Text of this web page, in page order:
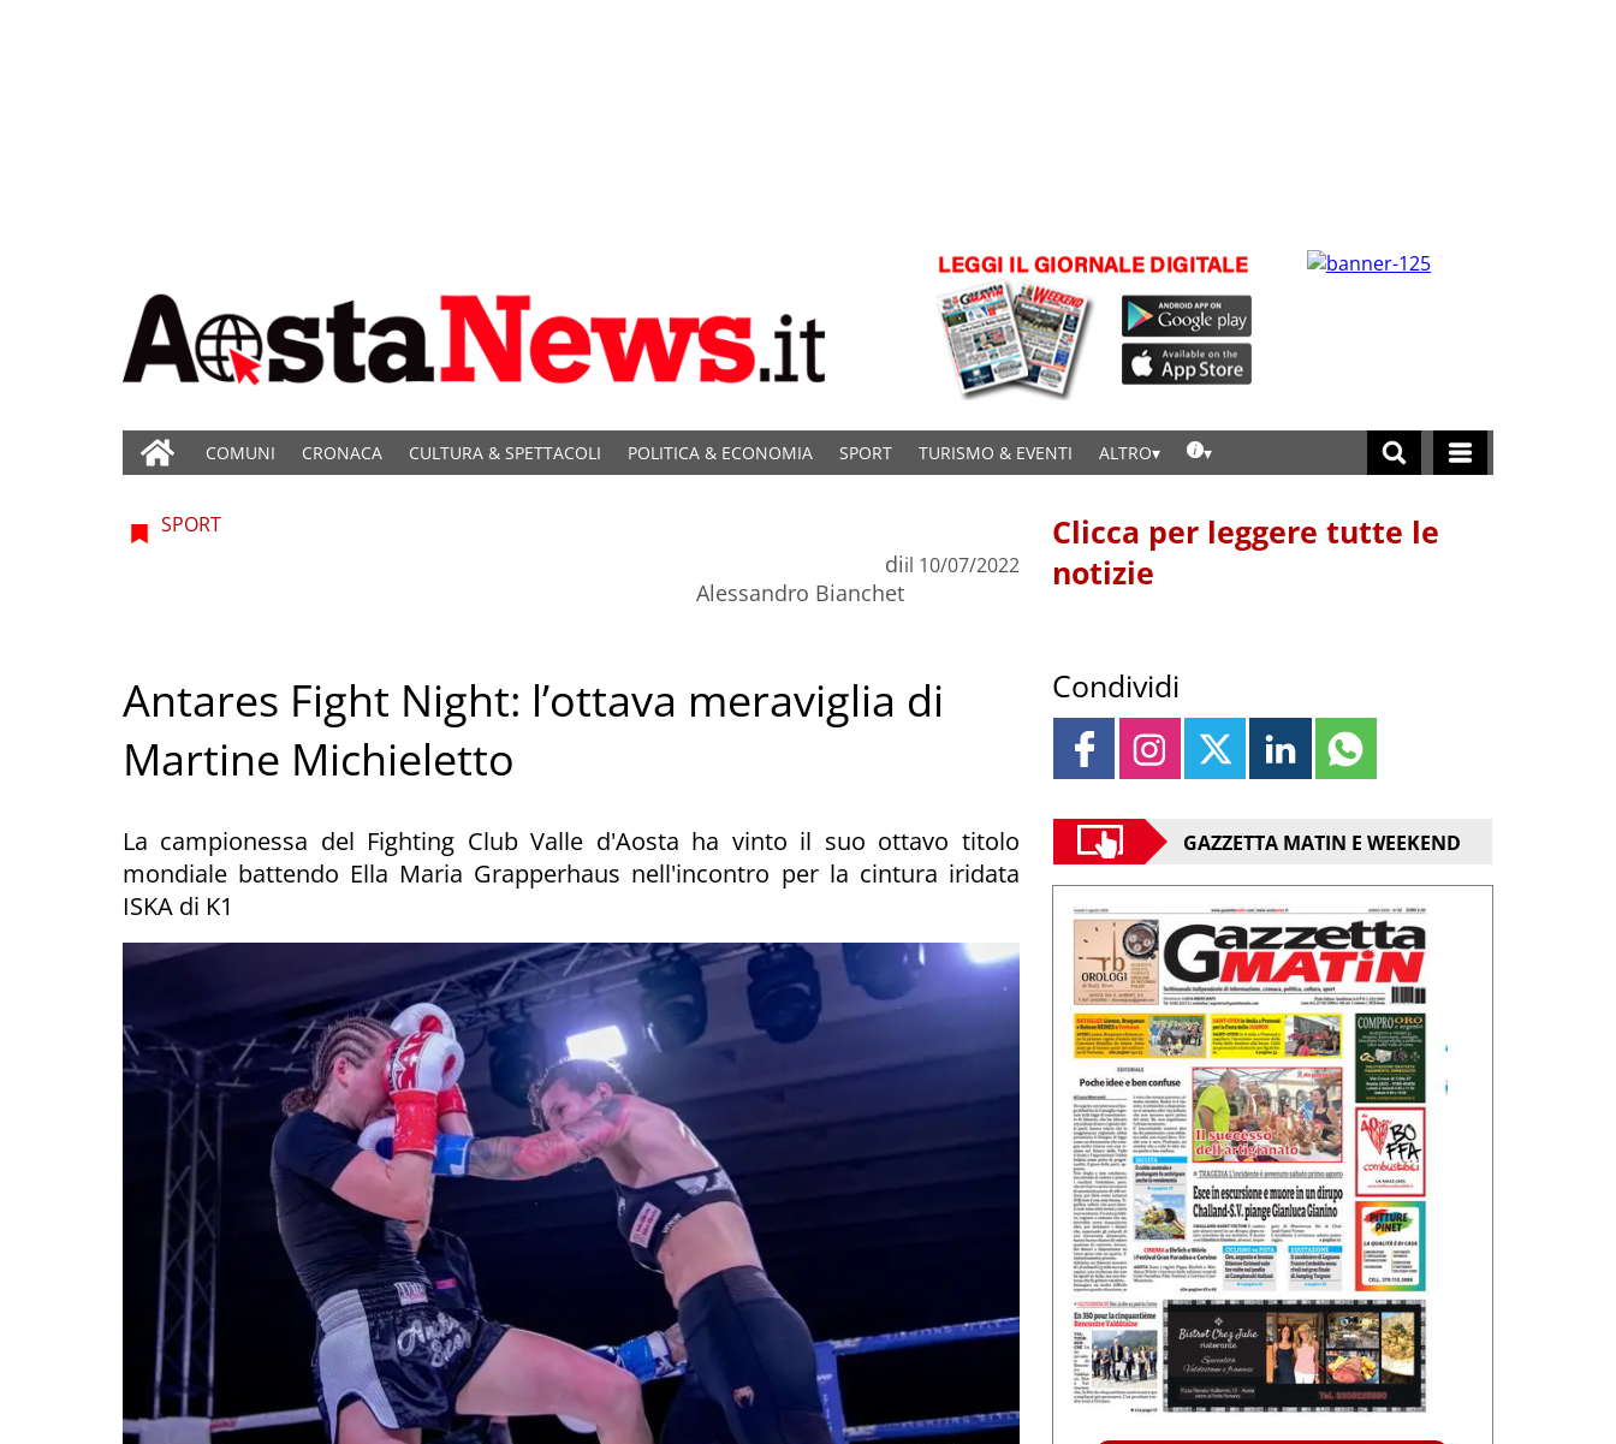
COMUNI CRONACA CULTURA & SPETTACOLI POLITICA & ECONOMIA SPORT TURISMO & EVENTI ALTRO
SPORT
di
Alessandro Bianchet
il 10/07/2022
Antares Fight Night: l’ottava meraviglia di
Martine Michieletto
La campionessa del Fighting Club Valle d'Aosta ha vinto il suo ottavo titolo
mondiale battendo Ella Maria Grapperhaus nell'incontro per la cintura iridata
ISKA di K1
Clicca per leggere tutte le
notizie
Condividi
GAZZETTA MATIN E WEEKEND